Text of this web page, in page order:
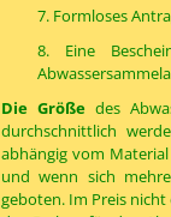
7. Formloses
8. Eine
Die Größedes
durchschnittlich
abhängig vom Material
und wenn sich
geboten. Im Preis